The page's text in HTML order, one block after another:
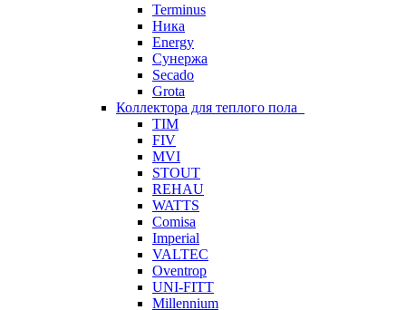
Terminus
Ника
Energy
Сунержа
Secado
Grota
Коллектора для теплого пола
TIM
FIV
MVI
STOUT
REHAU
WATTS
Comisa
Imperial
VALTEC
Oventrop
UNI-FITT
Millennium